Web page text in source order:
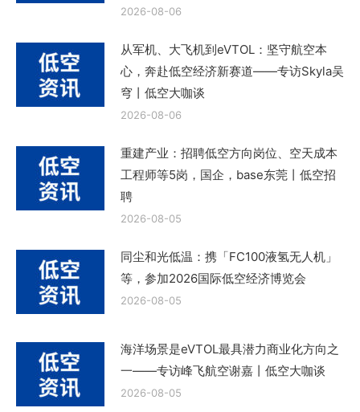
2026-08-06
从军机、大飞机到eVTOL：坚守航空本
心，奔赴低空经济新赛道——专访Skyla吴
穹丨低空大咖谈
2026-08-06
重建产业：招聘低空方向岗位、空天成本
工程师等5岗，国企，base东莞丨低空招
聘
2026-08-05
同尘和光低温：携「FC100液氢无人机」
等，参加2026国际低空经济博览会
2026-08-05
海洋场景是eVTOL最具潜力商业化方向之
一——专访峰飞航空谢嘉丨低空大咖谈
2026-08-05